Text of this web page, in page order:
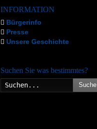
INFORMATION
Bürgerinfo
Presse
Unsere Geschichte
Suchen Sie was bestimmtes?
Suche